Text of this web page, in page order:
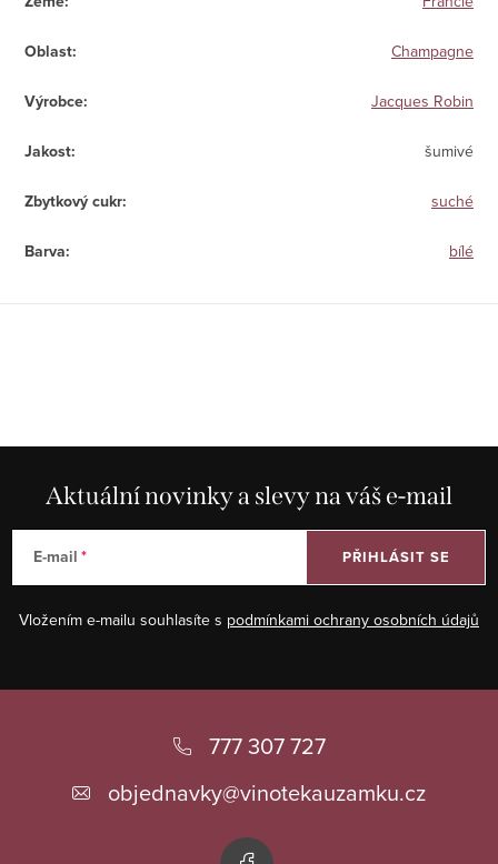
Oblast: Champagne
Výrobce: Jacques Robin
Jakost: šumivé
Zbytkový cukr: suché
Barva: bílé
Aktuální novinky a slevy na váš e-mail
E-mail
Vložením e-mailu souhlasíte s podmínkami ochrany osobních údajů
PŘIHLÁSIT SE
777 307 727
objednavky@vinotekauzamku.cz